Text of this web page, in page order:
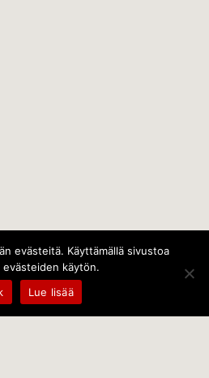
evästeitä. Käyttämällä sivustoa
evästeiden käytön.
Lue lisää